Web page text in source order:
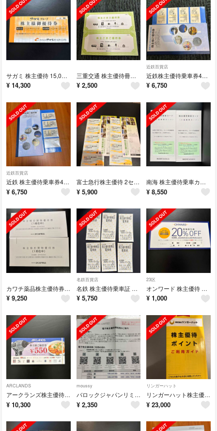
サガミ 株主優待 15,000円分
¥ 14,300
三重交通 株主優待冊子 2冊
¥ 2,500
近鉄百貨店
近鉄株主優待乗車券4枚、優待冊子
¥ 6,750
近鉄百貨店
近鉄 株主優待乗車券4枚＋ 優待冊子
¥ 6,750
富士急行株主優待 2セット
¥ 5,900
南海 株主優待乗車カード 2枚
¥ 8,550
カワチ薬品株主優待券 10,000円分
¥ 9,250
名鉄百貨店
名鉄 株主優待乗車証 6枚
¥ 5,750
23区
オンワード 株主優待 20%割引券
¥ 1,000
ARCLANDS
アークランズ株主優待券 11,000円分
¥ 10,300
moussy
バロックジャパンリミテッド株主優待 4000円分
¥ 2,350
リンガーハット
リンガーハット株主優待 27500円分
¥ 23,000